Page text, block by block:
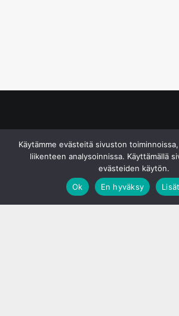
Käytämme evästeitä sivuston
liikenteen analysoinnissa. Käyttämällä
evästeiden käytön.
Ok
En hyväksy